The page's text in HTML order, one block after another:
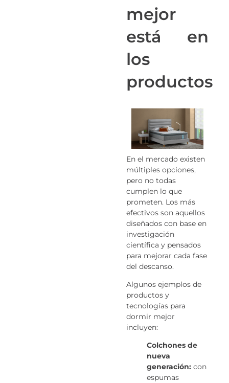
mejor
está en
los
productos
En el mercado existen
múltiples opciones,
pero no todas
cumplen lo que
prometen. Los más
efectivos son aquellos
diseñados con base en
investigación
científica y pensados
para mejorar cada fase
del descanso.
Algunos ejemplos de
productos y
tecnologías para
dormir mejor
incluyen:
Colchones de
nueva
generación: con
espumas